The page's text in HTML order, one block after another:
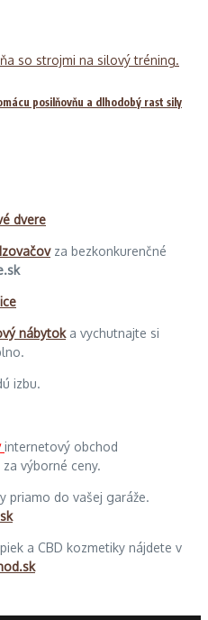
posilňovňu a dlhodobý rast sily
dvere
za bezkonkurenčné
nábytoka vychutnajte si
izbu.
internetový obchod
výborné ceny.
priamo do vašej garáže.
a CBD kozmetiky nájdete v